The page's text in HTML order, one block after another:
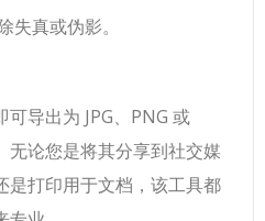
失真或伪影。
导出为 JPG、PNG 或
无论您是将其分享到社交媒
是打印用于文档，该工具都